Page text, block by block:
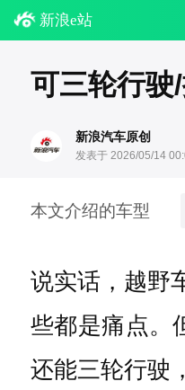
新浪e站
可三轮行驶
新浪汽车原创
发表于 2026/05/14
本文介绍的车型
说实话，越野
些都是痛点。
还能三轮行驶